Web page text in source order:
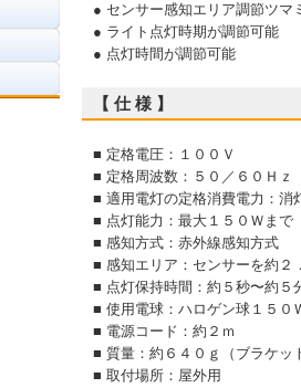
● センサー感知エリア調節ツマ
● ライト点灯時期が調節可能
● 点灯時間が調節可能
【 仕 様 】
■ 定格電圧：１００Ｖ
■ 定格周波数：５０／６０Ｈｚ
■ 適用電灯の定格消費電力：
■ 点灯能力：最大１５０Ｗまで
■ 感知方式：赤外線感知方式
■ 感知エリア：センサーを約２
■ 点灯保持時間：約５秒〜約５
■ 使用電球：ハロゲン球１５０
■ 電源コード：約２ｍ
■ 質量：約６４０ｇ（ブラケッ
■ 取付場所：屋外用